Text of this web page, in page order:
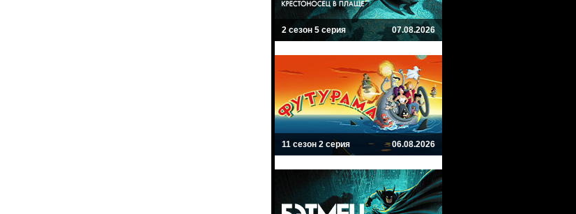
2 сезон 5 серия 07.08.2026
11 сезон 2 серия 06.08.2026